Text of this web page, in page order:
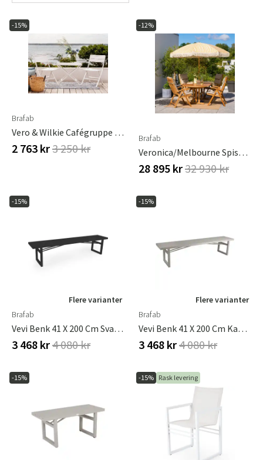
-15%
Brafab
Vero & Wilkie Cafégruppe Brafab
2 763 kr3 250 kr
-12%
Brafab
Veronica/Melbourne Spisegruppe
28 895 kr32 930 kr
-15%
Flere varianter
Brafab
Vevi Benk 41 X 200 Cm Svart Brafab
3 468 kr4 080 kr
-15%
Flere varianter
Brafab
Vevi Benk 41 X 200 Cm Kaki Brafab
3 468 kr4 080 kr
-15% -15% Rask levering